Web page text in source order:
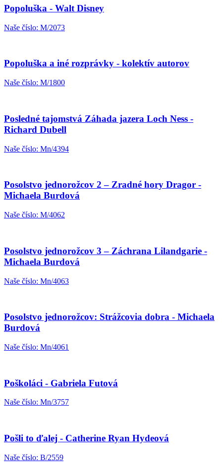
Popoluška - Walt Disney
Naše číslo: M/2073
Popoluška a iné rozprávky - kolektív autorov
Naše číslo: M/1800
Posledné tajomstvá Záhada jazera Loch Ness -
Richard Dubell
Naše číslo: Mn/4394
Posolstvo jednorožcov 2 – Zradné hory Dragor -
Michaela Burdová
Naše číslo: M/4062
Posolstvo jednorožcov 3 – Záchrana Lilandgarie -
Michaela Burdová
Naše číslo: Mn/4063
Posolstvo jednorožcov: Strážcovia dobra - Michaela
Burdová
Naše číslo: Mn/4061
Poškoláci - Gabriela Futová
Naše číslo: Mn/3757
Pošli to ďalej - Catherine Ryan Hydeová
Naše číslo: B/2559